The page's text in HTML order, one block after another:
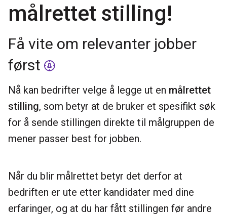
målrettet stilling!
Få vite om relevanter jobber
først
Nå kan bedrifter velge å legge ut en målrettet
stilling, som betyr at de bruker et spesifikt søk
for å sende stillingen direkte til målgruppen de
mener passer best for jobben.
Når du blir målrettet betyr det derfor at
bedriften er ute etter kandidater med dine
erfaringer, og at du har fått stillingen før andre